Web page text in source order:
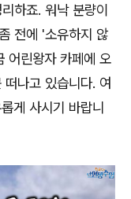
하죠. 워낙 분량이
전에 '소유하지 않
어린왕자 카페에 오
떠나고 있습니다. 여
게 사시기 바랍니